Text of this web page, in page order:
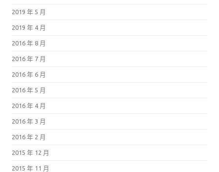
2019 年 5 月
2019 年 4 月
2016 年 8 月
2016 年 7 月
2016 年 6 月
2016 年 5 月
2016 年 4 月
2016 年 3 月
2016 年 2 月
2015 年 12 月
2015 年 11 月